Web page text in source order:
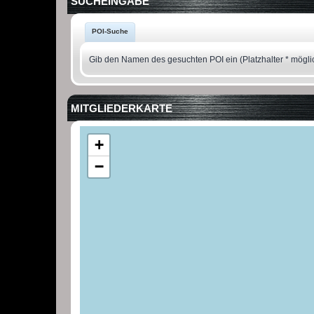
POI-Suche
Gib den Namen des gesuchten POI ein (Platzhalter *
MITGLIEDERKARTE
+
−